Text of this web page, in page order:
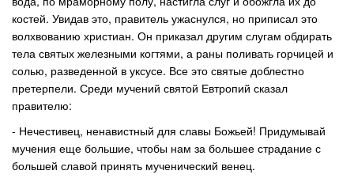
костей. Увидав это, правитель ужаснулся, но приписал это
волхвованию христиан. Он приказал другим слугам обдирать
тела святых железными когтями, а раны поливать горчицей и
солью, разведенной в уксусе. Все это святые доблестно
претерпели. Среди мучений святой Евтропий сказал
правителю:
- Нечестивец, ненавистный для славы Божьей! Придумывай
мучения еще большие, чтобы нам за большее страдание с
большей славой принять мученический венец.